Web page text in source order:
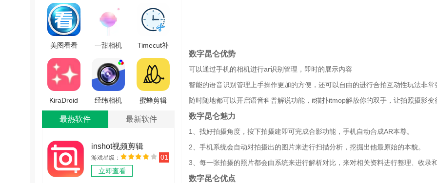
原神圣遗
物强化模
拟器2026
手机最新
V2.5.2
美图看看
官方正版
V0.9.3
一甜相机
最新免费
版
V4.64.0.46403
Timecut补
帧慢动作
视频编辑
器通用版
V1.2.3
KiraDroid
安卓免费
版 V2.3.1
经纬相机
手机版
蜜蜂剪辑
最热软件 最新软件
inshot视频剪辑
v1.3.2
游戏星级：
立即查看
01
数字昆仑优势
可以通过手机的相机进行ar识别管理，即时的展示内容
智能的语音识别管理上手操作更加的方便，还可以自由的进行合拍互动性玩法非常
随时随地都可以开启语音科普解说功能，it猫扑itmop解放你的双手，让拍照摄影变
数字昆仑魅力
1、找好拍摄角度，按下拍摄建即可完成合影功能，手机自动合成AR本尊。
2、手机系统会自动对拍摄出的图片来进行扫描分析，挖掘出他最原始的本貌。
3、每一张拍摄的照片都会由系统来进行解析对比，来对相关资料进行整理、收录和
数字昆仑优点